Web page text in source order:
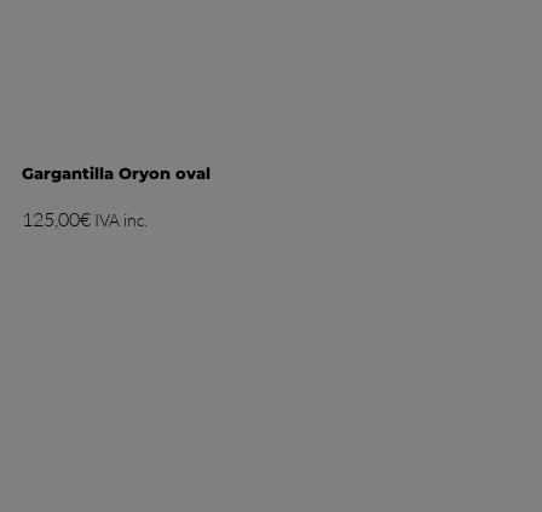
Gargantilla Oryon oval
125,00€ IVA inc.